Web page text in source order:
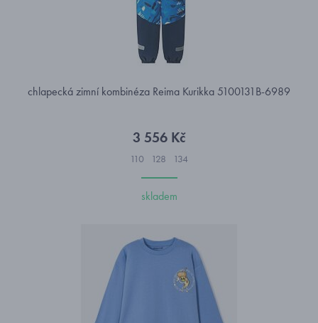
chlapecká zimní kombinéza Reima Kurikka 5100131B-6989
3 556 Kč
110 128 134
skladem